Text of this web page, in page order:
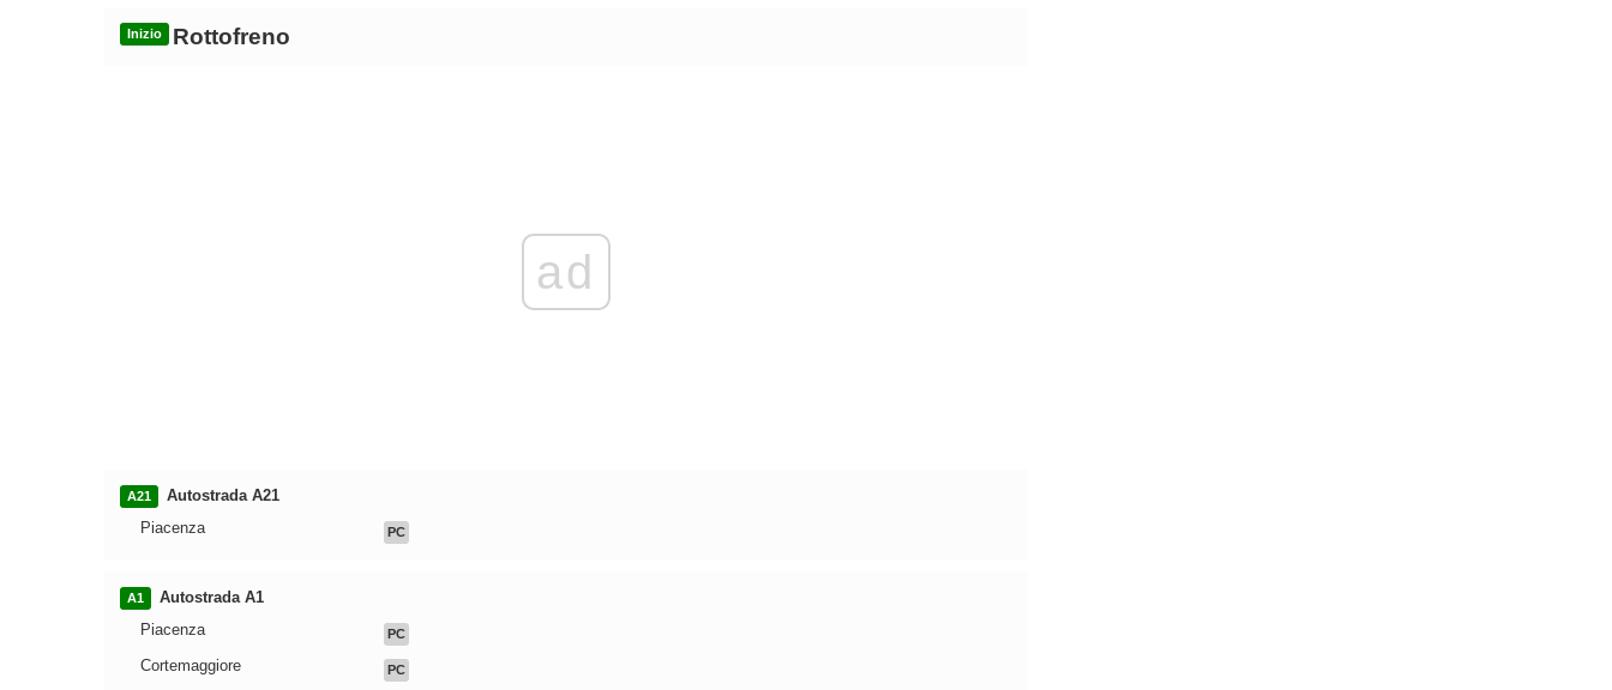
Inizio Rottofreno
ad
A21
Autostrada A21
Piacenza
PC
A1
Autostrada A1
Piacenza
PC
Cortemaggiore PC